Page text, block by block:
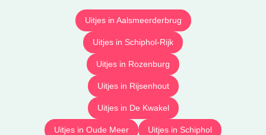
Uitjes in Aalsmeerderbrug
Uitjes in Schiphol-Rijk
Uitjes in Rozenburg
Uitjes in Rijsenhout
Uitjes in De Kwakel
Uitjes in Oude Meer Uitjes in Schiphol